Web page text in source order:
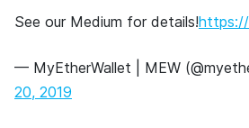
See our Medium for details!
— MyEtherWallet | MEW
20, 2019